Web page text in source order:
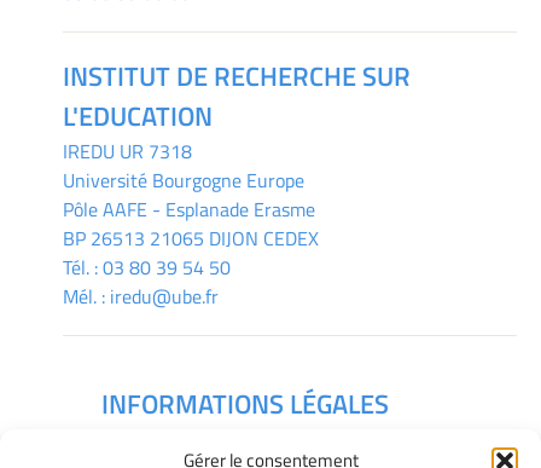
Gérer le consentement
INSTITUT DE RECHERCHE SUR
L'EDUCATION
IREDU UR 7318
Université Bourgogne Europe
Pôle AAFE - Esplanade Erasme
BP 26513 21065 DIJON CEDEX
Tél. :03 80 39 54 50
Mél. : iredu@ube.fr
INFORMATIONS LÉGALES